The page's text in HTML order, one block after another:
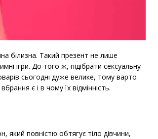
білизна. Такий презент не лише
ігри. До того ж, підібрати сексуальну
сьогодні дуже велике, тому варто
є і в чому їх відмінність.
який повністю обтягує тіло дівчини,